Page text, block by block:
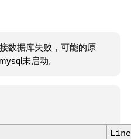
数据库失败，可能的原
未启动。
Line